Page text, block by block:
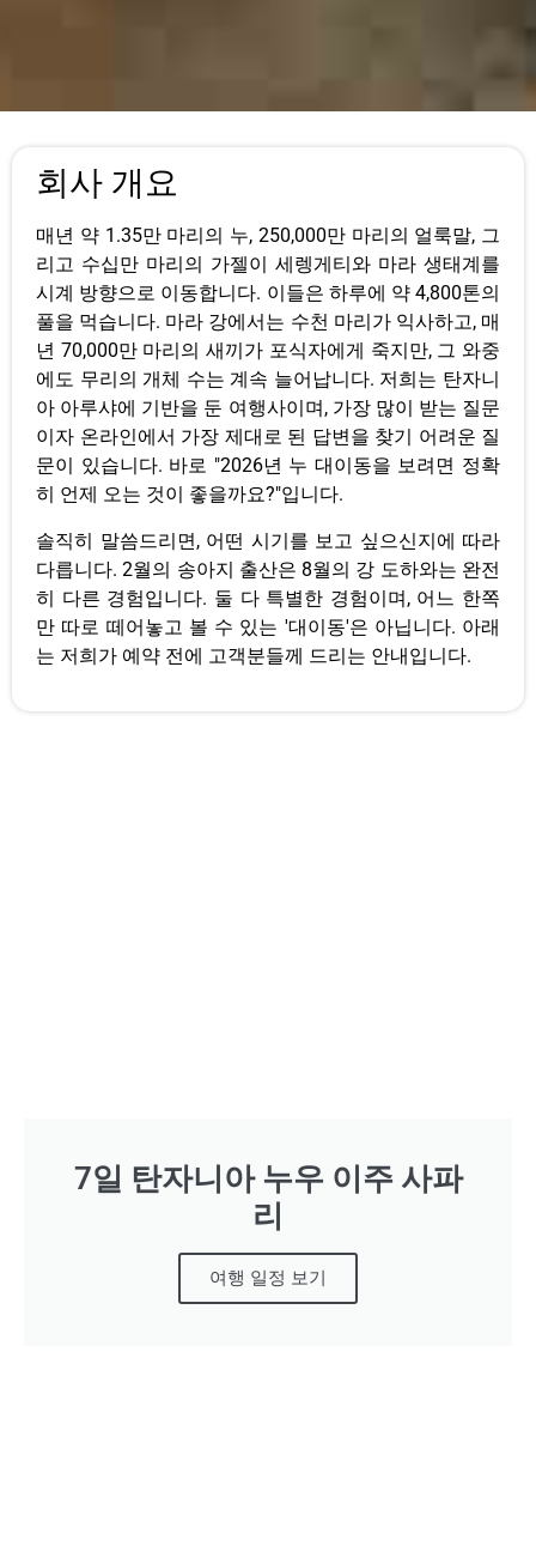
회사 개요
매년 약 1.35만 마리의 누, 250,000만 마리의 얼룩말, 그
리고 수십만 마리의 가젤이 세렝게티와 마라 생태계를
시계 방향으로 이동합니다. 이들은 하루에 약 4,800톤의
풀을 먹습니다. 마라 강에서는 수천 마리가 익사하고, 매
년 70,000만 마리의 새끼가 포식자에게 죽지만, 그 와중
에도 무리의 개체 수는 계속 늘어납니다. 저희는 탄자니
아 아루샤에 기반을 둔 여행사이며, 가장 많이 받는 질문
이자 온라인에서 가장 제대로 된 답변을 찾기 어려운 질
문이 있습니다. 바로 "2026년 누 대이동을 보려면 정확
히 언제 오는 것이 좋을까요?"입니다.
솔직히 말씀드리면, 어떤 시기를 보고 싶으신지에 따라
다릅니다. 2월의 송아지 출산은 8월의 강 도하와는 완전
히 다른 경험입니다. 둘 다 특별한 경험이며, 어느 한쪽
만 따로 떼어놓고 볼 수 있는 '대이동'은 아닙니다. 아래
는 저희가 예약 전에 고객분들께 드리는 안내입니다.
7일 탄자니아 누우 이주 사파
리
여행 일정 보기